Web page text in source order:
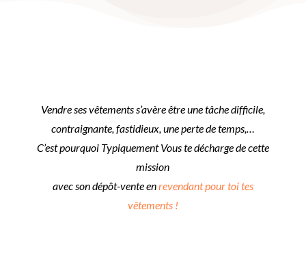
Vendre ses vêtements s’avère être une tâche difficile,
contraignante, fastidieux, une perte de temps,…
C’est pourquoi Typiquement Vous te décharge de cette
mission
avec son dépôt-vente enrevendant pour toi tes
vêtements !